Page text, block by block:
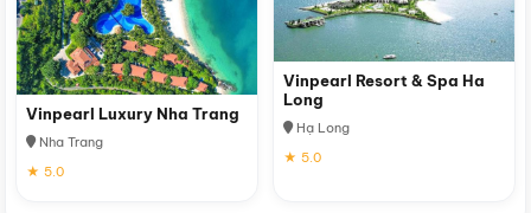
Vinpearl Luxury Nha Trang
Nha Trang
★ 5.0
Vinpearl Resort & Spa Ha
Long
Hạ Long
★ 5.0